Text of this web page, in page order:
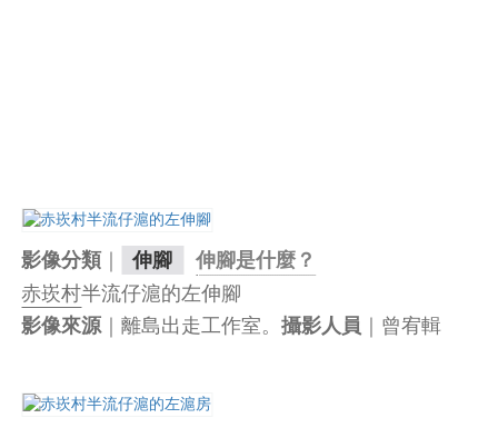
影像分類｜ 伸腳 伸腳是什麼？
赤崁村半流仔滬的左伸腳
影像來源｜離島出走工作室。攝影人員 ｜曾宥輯